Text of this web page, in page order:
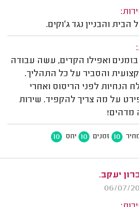
והבניין נגד ג׳וקים.
בזמנים ואפילו הקדים, עשה עבודה
והסביר על כל התהליך.
הנחיות לפני הריסוס ואחרי
על מה צריך להקפיד. שירות
מדהים!
10 זמנים 10 יחס 10
יעקב.